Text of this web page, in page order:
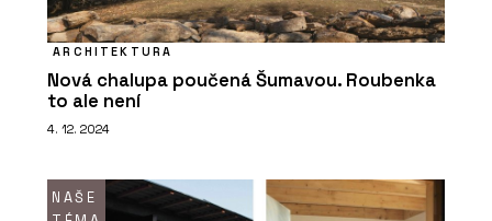
ARCHITEKTURA
Nová chalupa poučená Šumavou. Roubenka
to ale není
4. 12. 2024
NAŠE